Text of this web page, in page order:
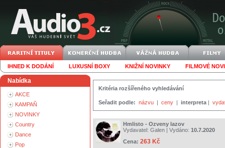
IHNED K DODÁNÍ LUXUSNÍ BOXY KNIŽNÍ NOVINKY FILMOVÉ
Nabídka
AKCE
KAMPAŇ
NOVINKY
Country
Dance
Pop
Kritéria rozšířeného vyhledávání
Seřadit podle: názvu | ceny | interpreta |
Hmlisto - Ozveny lazov
Vydavatel: Galen | Vydáno: 10.7.2020
Cena: 263 Kč